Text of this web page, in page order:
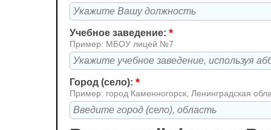
Учебное заведение: *
Пример: МБОУ лицей №7
Город (село): *
Пример: город Каменногорск, Ленинградская